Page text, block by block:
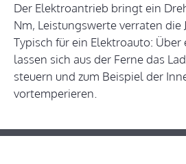
Der Elektroantrieb bringt ein
Nm, Leistungswerte verraten die
Typisch für ein Elektroauto:
lassen sich aus der Ferne das
steuern und zum Beispiel der
vortemperieren.